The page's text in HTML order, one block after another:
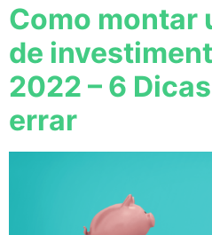
Como montar
de
2022 – 6
errar